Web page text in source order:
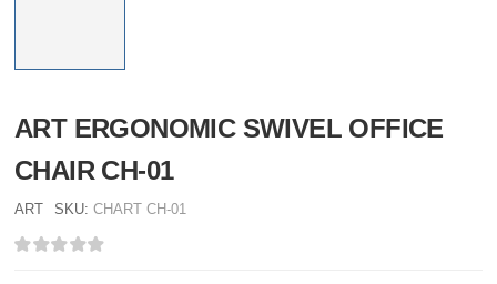
ART ERGONOMIC SWIVEL OFFICE
CHAIR CH-01
ART SKU: CHART CH-01